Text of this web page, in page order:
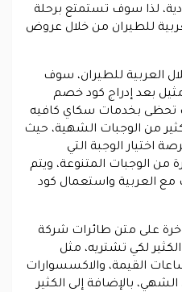
لذا سوف تستمتع برحلة
للطيران من خلال عروض
العربية للطيران، سوف
بعد إدراج كود خصم
2026، وسوف تحظى بخدمات سكاي كافيه
من الوجبات الشهية، حيث
اختيار الوجبة التي
الوجبات المتنوعة، ويتم
العربية واستعمال كود
على متن طائرات شركة
لكي تشتريه، مثل
القيمة، والاكسسوارات
الشهي، بالإضافة إلى الكثير